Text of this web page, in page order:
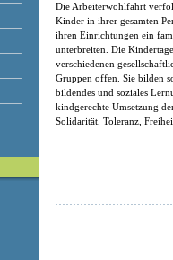
Die Arbeiterwohlfahrt
Kinder in ihrer gesamten
ihren Einrichtungen ein
unterbreiten. Die
verschiedenen
Gruppen offen. Sie bilden
bildendes und soziales
kindgerechte Umsetzung
Solidarität, Toleranz,